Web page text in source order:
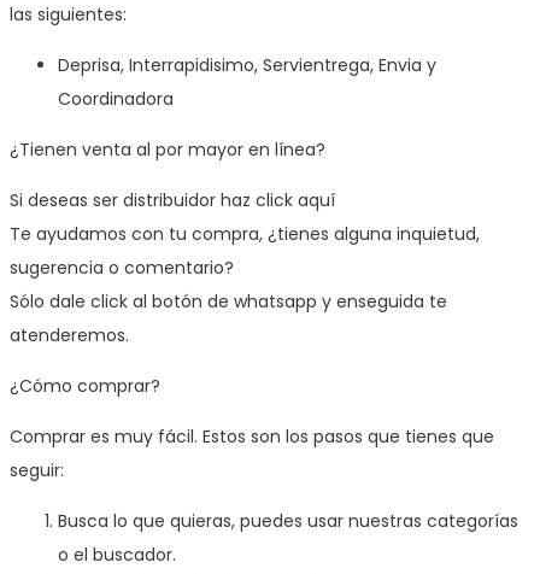
las siguientes:
Deprisa, Interrapidisimo, Servientrega, Envia y
Coordinadora
¿Tienen venta al por mayor en línea?
Si deseas ser distribuidor haz click aquí
Te ayudamos con tu compra, ¿tienes alguna inquietud,
sugerencia o comentario?
Sólo dale click al botón de whatsapp y enseguida te
atenderemos.
¿Cómo comprar?
Comprar es muy fácil. Estos son los pasos que tienes que
seguir:
Busca lo que quieras, puedes usar nuestras categorías
o el buscador.